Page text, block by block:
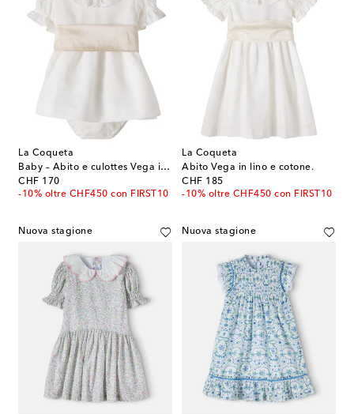
La Coqueta
Baby – Abito e culottes Vega in lino e cotone
CHF 170
original price
-10% oltre CHF450 con FIRST10
La Coqueta
Abito Vega in lino e cotone.
CHF 185
original price
-10% oltre CHF450 con FIRST10
Nuova stagione Nuova stagione